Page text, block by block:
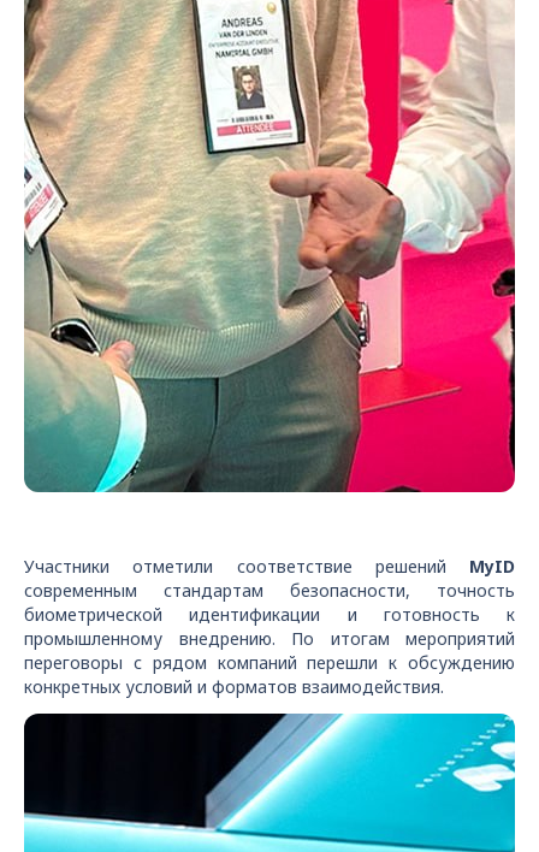
Участники отметили соответствие решений MyID
современным стандартам безопасности, точность
биометрической идентификации и готовность к
промышленному внедрению. По итогам мероприятий
переговоры с рядом компаний перешли к обсуждению
конкретных условий и форматов взаимодействия.